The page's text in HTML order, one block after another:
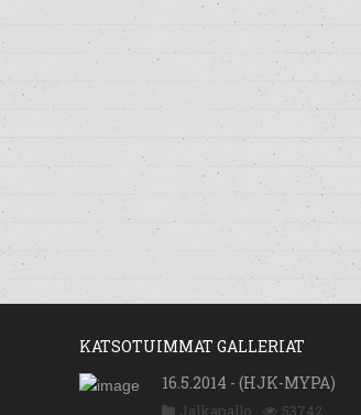
KATSOTUIMMAT GALLERIAT
16.5.2014 - (HJK-MYPA)
Jalkapallo 53742